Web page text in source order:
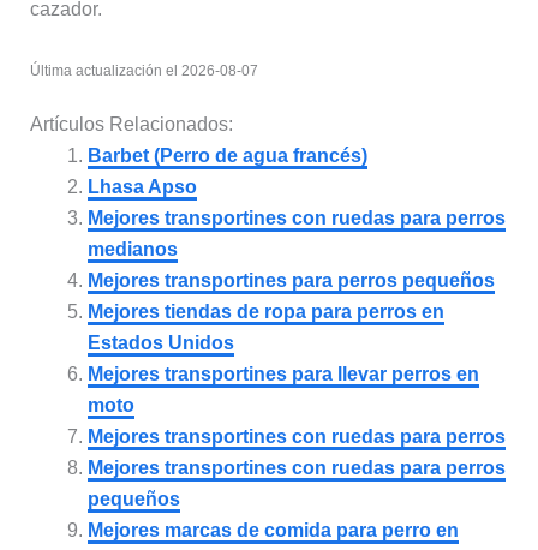
cazador.
Última actualización el 2026-08-07
Artículos Relacionados:
Barbet (Perro de agua francés)
Lhasa Apso
Mejores transportines con ruedas para perros
medianos
Mejores transportines para perros pequeños
Mejores tiendas de ropa para perros en
Estados Unidos
Mejores transportines para llevar perros en
moto
Mejores transportines con ruedas para perros
Mejores transportines con ruedas para perros
pequeños
Mejores marcas de comida para perro en